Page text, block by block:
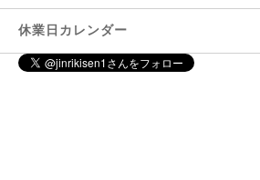
休業日カレンダー